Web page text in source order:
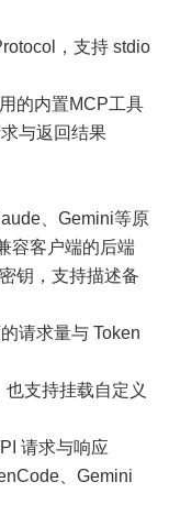
，支持 stdio
的内置MCP工具
与返回结果
、Gemini等原
容客户端的后端
钥，支持描述备
请求量与 Token
支持挂载自定义
请求与响应
、Gemini